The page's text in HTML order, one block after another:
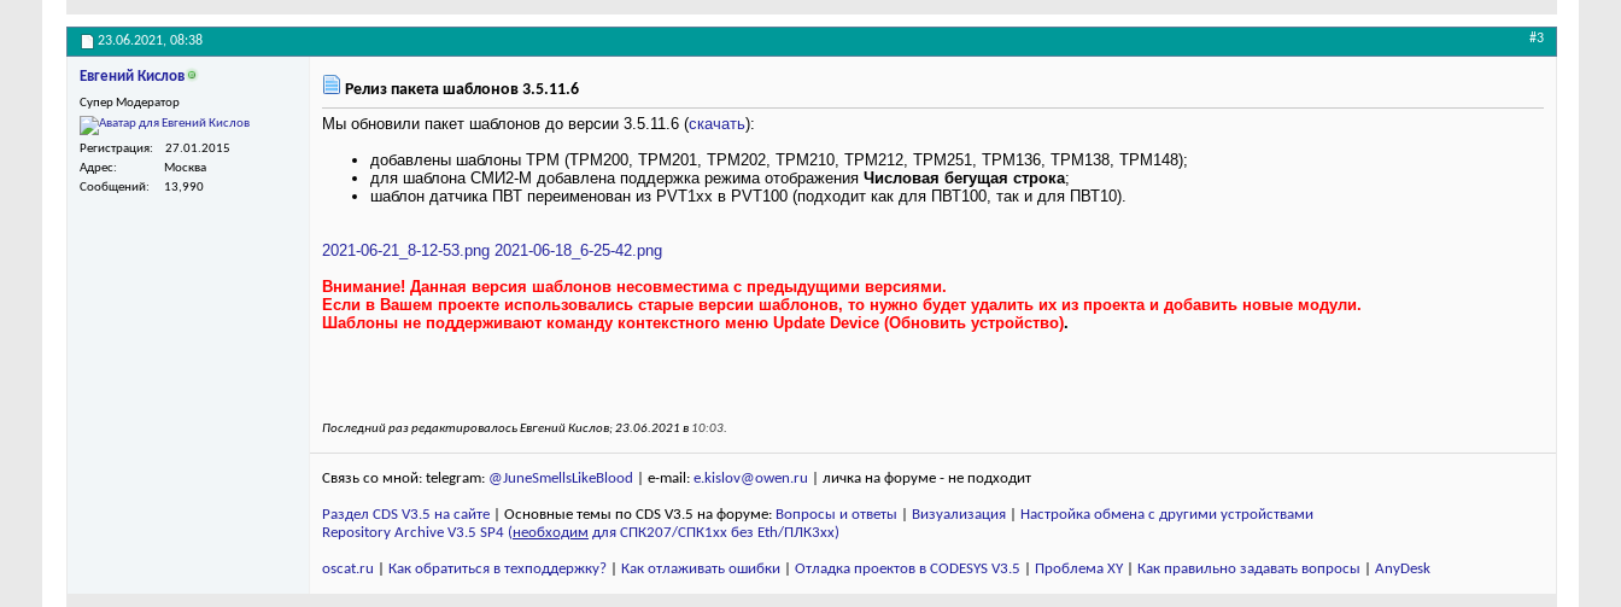
23.06.2021, 08:38 #3
Евгений Кислов
Супер Модератор
Регистрация
27.01.2015
Адрес
Москва
Сообщений
13,990
Релиз пакета шаблонов 3.5.11.6
Мы обновили пакет шаблонов до версии 3.5.11.6 (скачать):
добавлены шаблоны ТРМ (ТРМ200, ТРМ201, ТРМ202, ТРМ210, ТРМ212, ТРМ251, ТРМ136, ТРМ138, ТРМ148);
для шаблона СМИ2-М добавлена поддержка режима отображения Числовая бегущая строка;
шаблон датчика ПВТ переименован из PVT1xx в PVT100 (подходит как для ПВТ100, так и для ПВТ10).
2021-06-21_8-12-53.png 2021-06-18_6-25-42.png
Внимание! Данная версия шаблонов несовместима с предыдущими версиями.
Если в Вашем проекте использовались старые версии шаблонов, то нужно будет удалить их из проекта и добавить новые модули.
Шаблоны не поддерживают команду контекстного меню Update Device (Обновить устройство).
Последний раз редактировалось Евгений Кислов; 23.06.2021 в 10:03.
Связь со мной: telegram: @JuneSmellsLikeBlood | e-mail: e.kislov@owen.ru | личка на форуме - не подходит
Раздел CDS V3.5 на сайте | Основные темы по CDS V3.5 на форуме: Вопросы и ответы Визуализация
Настройка обмена с другими устройствами
Repository Archive V3.5 SP4 (необходим для СПК207/СПК1хх без Eth/ПЛК3xx)
oscat.ru Как обратиться в техподдержку? Как отлаживать ошибки Отладка проектов в CODESYS V3.5 Проблема XY Как правильно задавать вопросы AnyDesk